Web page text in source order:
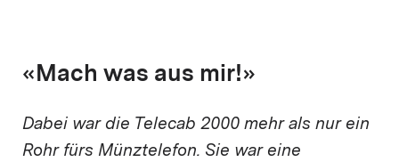
«Mach was aus mir!»
Dabei war die Telecab 2000 mehr als nur ein
Rohr fürs Münztelefon. Sie war eine